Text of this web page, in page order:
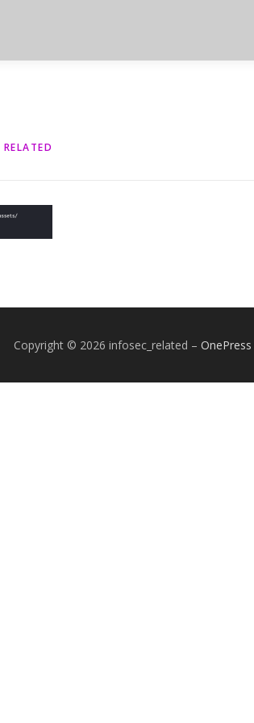
RELATED
Copyright © 2026 infosec_related – OnePress